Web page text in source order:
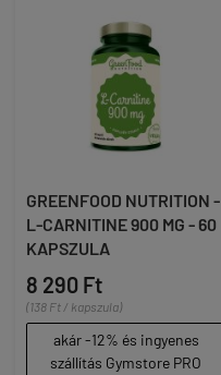
GREENFOOD NUTRITION -
L-CARNITINE 900 MG - 60
KAPSZULA
8 290 Ft
(138 Ft / kapszula)
akár -12% és ingyenes
szállítás Gymstore PRO